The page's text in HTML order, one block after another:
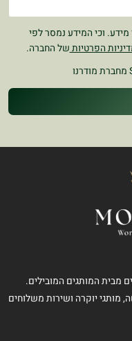
מידע. וכי המידע נמסר לפי
הפרטיות של החברה.
מבית המותגים המובילים.
מותגי יוקרה ושירות משלוחים